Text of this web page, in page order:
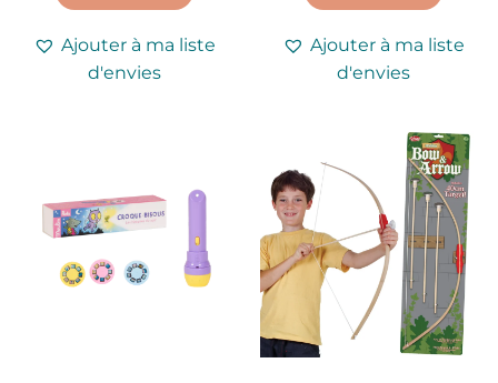
Ajouter à ma liste
d'envies
Ajouter à ma liste
d'envies